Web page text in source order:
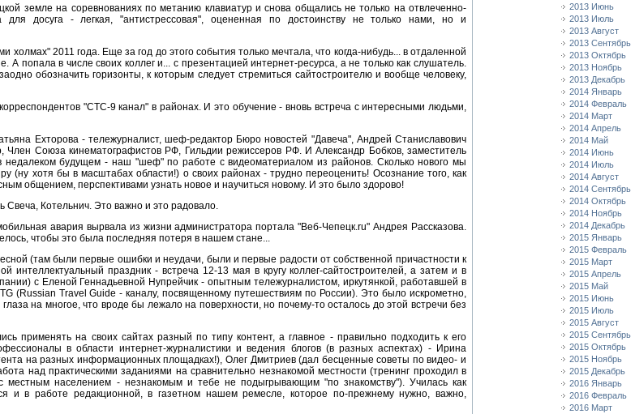
земле на соревнованиях по метанию клавиатур и снова общались не только на отвлеченно-
досуга - легкая, "антистрессовая", оцененная по достоинству не только нами, но и
2011 года. Еще за год до этого события только мечтала, что когда-нибудь... в отдаленной
А попала в числе своих коллег и... с презентацией интернет-ресурса, а не только как слушатель.
обозначить горизонты, к которым следует стремиться сайтостроителю и вообще человеку,
"СТС-9 канал" в районах. И это обучение - вновь встреча с интересными людьми,
Ехторова - тележурналист, шеф-редактор Бюро новостей "Давеча", Андрей Станиславович
Член Союза кинематографистов РФ, Гильдии режиссеров РФ. И Александр Бобков, заместитель
недалеком будущем - наш "шеф" по работе с видеоматериалом из районов. Сколько нового мы
(ну хотя бы в масштабах области!) о своих районах - трудно переоценить! Осознание того, как
общением, перспективами узнать новое и научиться новому. И это было здорово!
Свеча, Котельнич. Это важно и это радовало.
авария вырвала из жизни администратора портала "Веб-Чепецк.ru" Андрея Рассказова.
чтобы это была последняя потеря в нашем стане...
(там были первые ошибки и неудачи, были и первые радости от собственной причастности к
интеллектуальный праздник - встреча 12-13 мая в кругу коллег-сайтостроителей, а затем и в
с Еленой Геннадьевной Нупрейчик - опытным тележурналистом, иркутянкой, работавшей в
(Russian Travel Guide - каналу, посвященному путешествиям по России). Это было искрометно,
на многое, что вроде бы лежало на поверхности, но почему-то осталось до этой встречи без
применять на своих сайтах разный по типу контент, а главное - правильно подходить к его
в области интернет-журналистики и ведения блогов (в разных аспектах) - Ирина
на разных информационных площадках!), Олег Дмитриев (дал бесценные советы по видео- и
над практическими заданиями на сравнительно незнакомой местности (тренинг проходил в
местным населением - незнакомым и тебе не подыгрывающим "по знакомству"). Училась как
и в работе редакционной, в газетном нашем ремесле, которое по-прежнему нужно, важно,
2013 Июнь
2013 Июль
2013 Август
2013 Сентябрь
2013 Октябрь
2013 Ноябрь
2013 Декабрь
2014 Январь
2014 Февраль
2014 Март
2014 Апрель
2014 Май
2014 Июнь
2014 Июль
2014 Август
2014 Сентябрь
2014 Октябрь
2014 Ноябрь
2014 Декабрь
2015 Январь
2015 Февраль
2015 Март
2015 Апрель
2015 Май
2015 Июнь
2015 Июль
2015 Август
2015 Сентябрь
2015 Октябрь
2015 Ноябрь
2015 Декабрь
2016 Январь
2016 Февраль
2016 Март